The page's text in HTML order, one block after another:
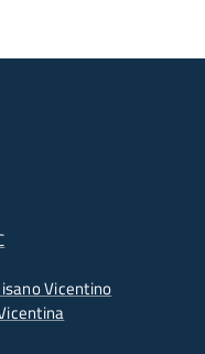
Vicentino